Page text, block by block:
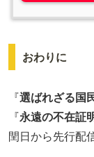
おわりに
『選ばれざる国
『永遠の不在証
閏日から先行配